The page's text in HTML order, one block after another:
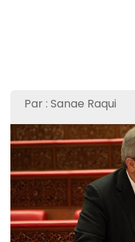
Par : Sanae Raqui